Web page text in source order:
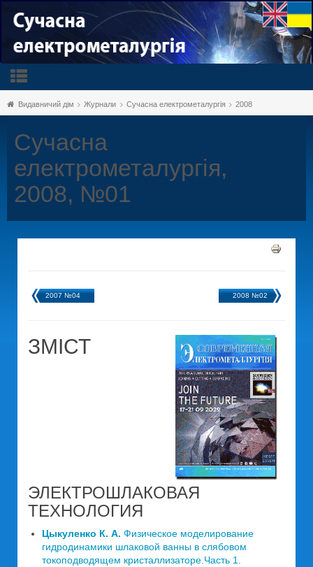
Видавничий дім Журнали Сучасна електрометалургія 2008
Сучасна
електрометалургія,
2008, №01
2007 №04 2008 №02
ЗМІСТ
ЭЛЕКТРОШЛАКОВАЯ
ТЕХНОЛОГИЯ
Цыкуленко К. А. Физическое моделирование
гидродинамики шлаковой ванны в слябовом
токоподводящем кристаллизаторе.Часть 1.